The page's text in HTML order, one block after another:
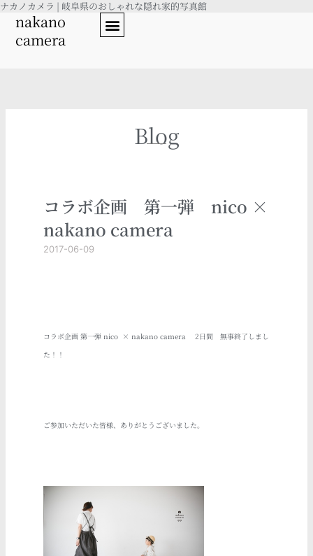
内
ナカノカメラ | 岐阜県のおしゃれな隠れ家的写真館
nakano
camera
Blog
コラボ企画 第一弾 nico ×
nakano camera
2017-06-09
コラボ企画 第一弾 nico × nakano camera 2日間 無事終了しまし
た！！
ご参加いただいた皆様、ありがとうございました。